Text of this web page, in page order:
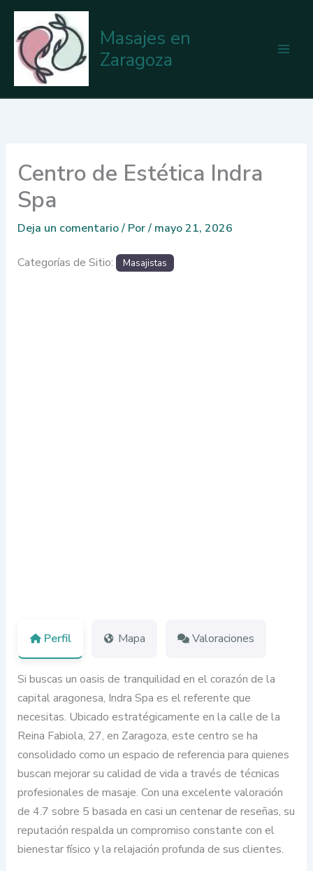
contenido
Masajes en
Zaragoza
Centro de Estética Indra
Spa
Deja un comentario/ Por/ mayo 21, 2026
Categorías de Sitio: Masajistas
Perfil Mapa Valoraciones
Si buscas un oasis de tranquilidad en el corazón de la
capital aragonesa, Indra Spa es el referente que
necesitas. Ubicado estratégicamente en la calle de la
Reina Fabiola, 27, en Zaragoza, este centro se ha
consolidado como un espacio de referencia para quienes
buscan mejorar su calidad de vida a través de técnicas
profesionales de masaje. Con una excelente valoración
de 4.7 sobre 5 basada en casi un centenar de reseñas, su
reputación respalda un compromiso constante con el
bienestar físico y la relajación profunda de sus clientes.